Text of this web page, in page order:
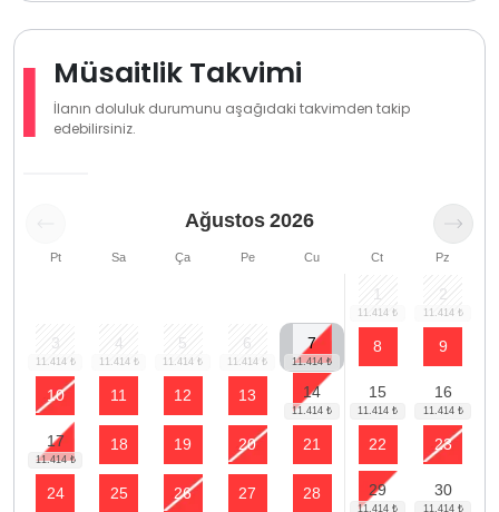
Müsaitlik Takvimi
İlanın doluluk durumunu aşağıdaki takvimden takip
edebilirsiniz.
Ağustos 2026
Pt Sa Ça Pe Cu Ct Pz
1 2
3 4 5 6 7 8 9
10 11 12 13 14 15 16
17 18 19 20 21 22 23
24 25 26 27 28 29 30